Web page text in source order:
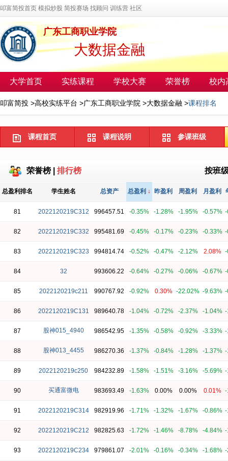
叩富简投首页 模拟炒股 简投赛场 找顾问 训练营 社区
广东工商职业学院
大数据金融
大学首页 实练课程 学校大赛 荣誉榜 校内
叩富简投 >高校实练平台 >广东工商职业学院 >大数据金融 >课程排名
课程首页 课程说明 参课班级
荣誉榜 排行榜 按班
总盈利排名 学生姓名 总资产 总盈利 ↓ 昨盈利 周盈利 月盈利
81 2022120219C312 996457.51 -0.35% -1.28% -1.95% -0.57% -
82 2022120219C332 995481.69 -0.45% -0.17% -0.23% -0.33% -
83 2022120219C323 994814.74 -0.52% -0.47% -2.12% 2.08% -
84 32 993606.22 -0.64% -0.27% -0.06% -0.67% -
85 2022120219c211 990767.92 -0.92% 0.30% -22.02% -9.63% -
86 2022120219C131 989640.78 -1.04% -0.72% -2.37% -1.04% -
87 股神015_4940 986542.95 -1.35% -0.58% -0.92% -3.33% -
88 股神013_4455 986270.36 -1.37% -0.84% -1.28% -1.37% -
89 2022120219c250 984232.89 -1.58% -1.51% -3.16% -5.69% -
90 买通富微电 983693.49 -1.63% 0.00% 0.00% 0.01% -
91 2022120219C314 982919.96 -1.71% -1.32% -1.67% -0.86% -
92 2022120219C212 982825.63 -1.72% -1.46% -8.78% -4.84% -
93 2022120219C234 979861.07 -2.01% -0.16% -0.34% -1.68% -